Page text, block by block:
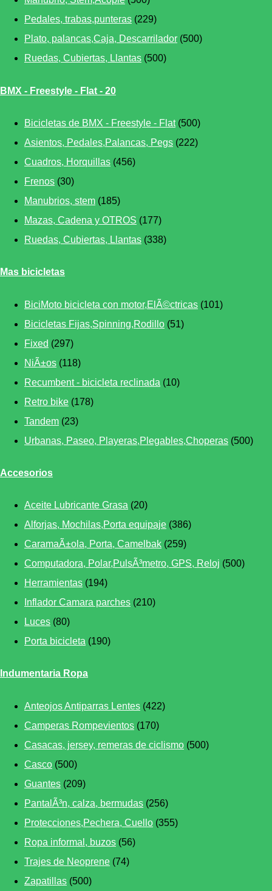
Pedales, trabas,punteras (229)
Plato, palancas,Caja, Descarrilador (500)
Ruedas, Cubiertas, Llantas (500)
BMX - Freestyle - Flat - 20
Bicicletas de BMX - Freestyle - Flat(500)
Asientos, Pedales,Palancas, Pegs (222)
Cuadros, Horquillas (456)
Frenos (30)
Manubrios, stem (185)
Mazas, Cadena y OTROS (177)
Ruedas, Cubiertas, Llantas (338)
Mas bicicletas
BiciMoto bicicleta con motor,ElÃ©ctricas (101)
Bicicletas Fijas,Spinning,Rodillo (51)
Fixed (297)
NiÃ±os (118)
Recumbent - bicicleta reclinada (10)
Retro bike (178)
Tandem (23)
Urbanas, Paseo, Playeras,Plegables,Choperas (500)
Accesorios
Aceite Lubricante Grasa (20)
Alforjas, Mochilas,Porta equipaje (386)
CaramaÃ±ola, Porta, Camelbak (259)
Computadora, Polar,PulsÃ³metro, GPS, Reloj (500)
Herramientas (194)
Inflador Camara parches (210)
Luces (80)
Porta bicicleta (190)
Indumentaria Ropa
Anteojos Antiparras Lentes (422)
Camperas Rompevientos (170)
Casacas, jersey, remeras de ciclismo (500)
Casco (500)
Guantes (209)
PantalÃ³n, calza, bermudas (256)
Protecciones,Pechera, Cuello (355)
Ropa informal, buzos (56)
Trajes de Neoprene (74)
Zapatillas (500)